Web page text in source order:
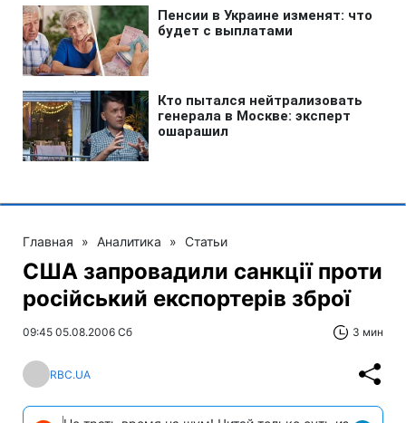
Главная » Аналитика » Статьи
США запровадили санкції проти
російський експортерів зброї
09:45 05.08.2006 Сб 3 мин
RBC.UA